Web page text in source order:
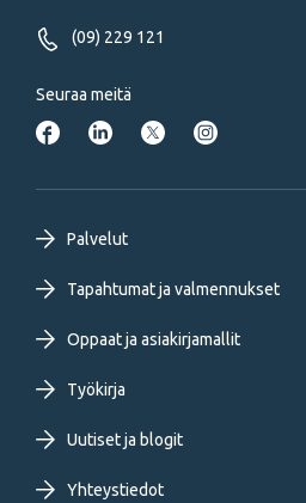
(09) 229 121
Seuraa meitä
Footer
primary
menu
FI
Palvelut
Tapahtumat ja valmennukset
Oppaat ja asiakirjamallit
Työkirja
Uutiset ja blogit
Yhteystiedot